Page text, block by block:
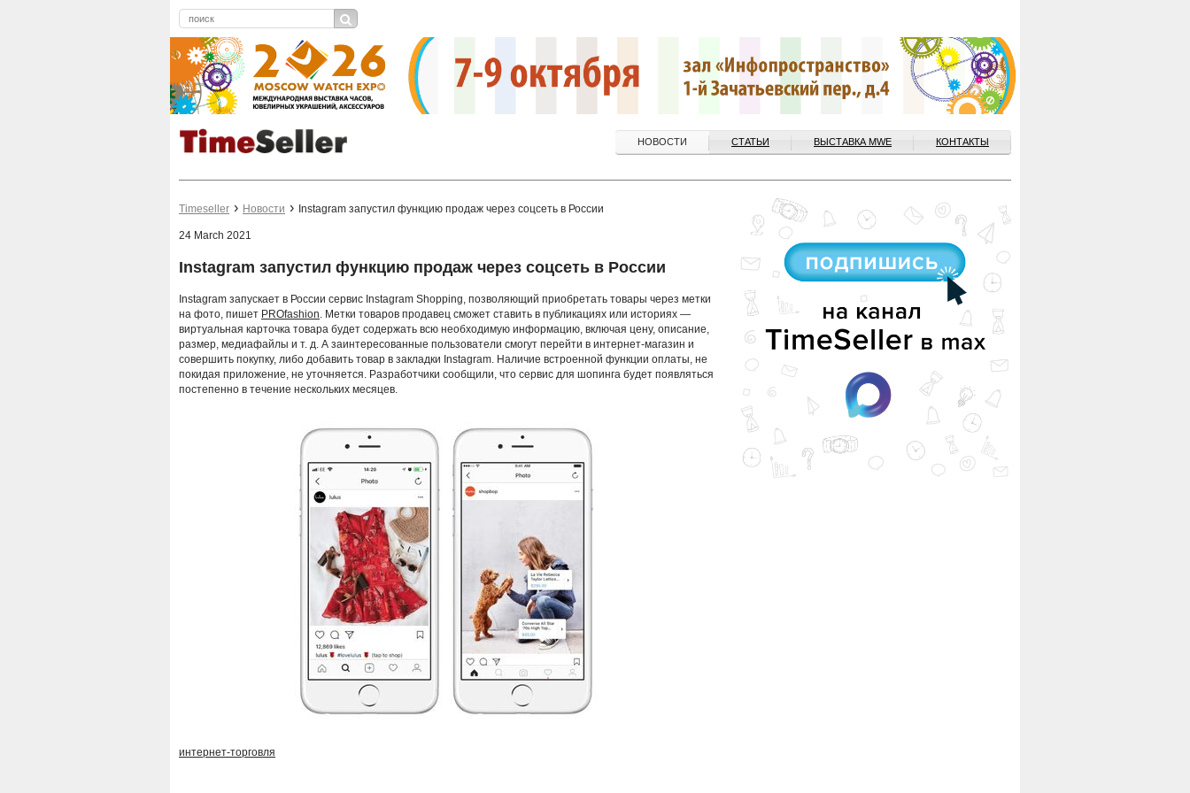
НОВОСТИ СТАТЬИ ВЫСТАВКА MWE КОНТАКТЫ
Timeseller Новости Instagram запустил функцию продаж через соцсеть в России
24 March 2021
Instagram запустил функцию продаж через соцсеть в России
Instagram запускает в России сервис Instagram Shopping, позволяющий приобретать товары через метки
на фото, пишет PROfashion. Метки товаров продавец сможет ставить в публикациях или историях —
виртуальная карточка товара будет содержать всю необходимую информацию, включая цену, описание,
размер, медиафайлы и т. д. А заинтересованные пользователи смогут перейти в интернет-магазин и
совершить покупку, либо добавить товар в закладки Instagram. Наличие встроенной функции оплаты, не
покидая приложение, не уточняется. Разработчики сообщили, что сервис для шопинга будет появляться
постепенно в течение нескольких месяцев.
интернет-торговля